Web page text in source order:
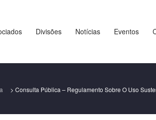
Divisões Notícias Eventos
> Consulta Pública – Regulamento Sobre O Uso